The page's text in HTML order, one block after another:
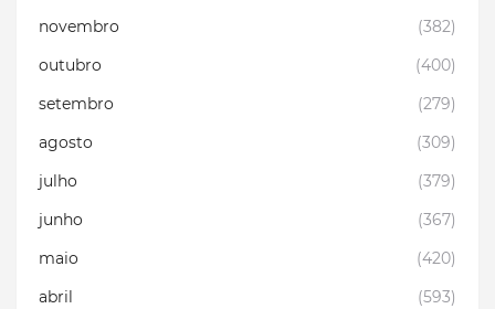
novembro
(382)
outubro
(400)
setembro
(279)
agosto
(309)
julho
(379)
junho
(367)
maio
(420)
abril
(593)